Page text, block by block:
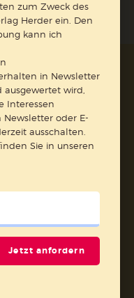
Datenschutz
zum Zweck des
Herder ein. Den
kann ich
in Newsletter
ausgewertet wird,
Interessen
Newsletter oder E-
ausschalten.
Sie in unseren
Jetzt anfordern